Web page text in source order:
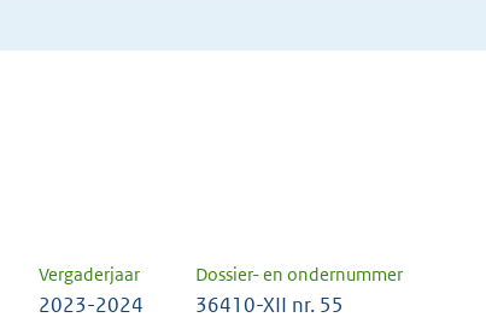
Vergaderjaar Dossier- en ondernummer
2023-2024 36410-XII nr. 55